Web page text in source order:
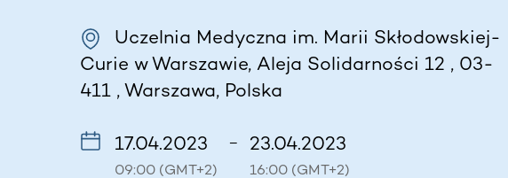
Uczelnia Medyczna im. Marii Skłodowskiej-
Curie w Warszawie, Aleja Solidarności 12 , 03-
411 , Warszawa, Polska
17.04.2023
09:00 (GMT+2)
– 23.04.2023
16:00 (GMT+2)